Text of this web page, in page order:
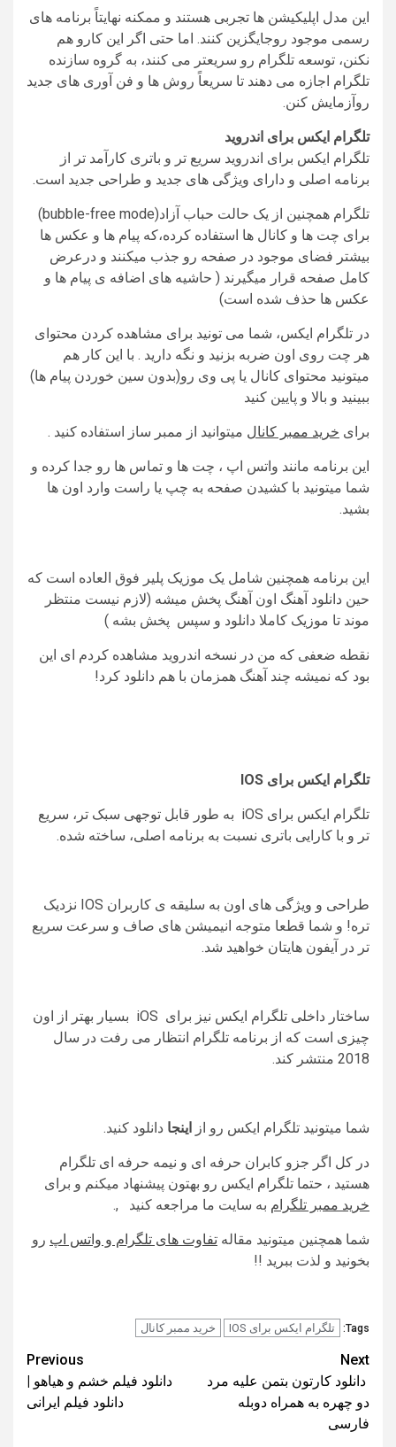
این مدل اپلیکیشن ها تجربی هستند و ممکنه نهایتاً برنامه های
رسمی موجود روجایگزین کنند. اما حتی اگر این کارو هم
نکنن، توسعه تلگرام رو سریعتر می کنند، به گروه سازنده
تلگرام اجازه می دهند تا سریعاً روش ها و فن آوری های جدید
روآزمایش کنن.
تلگرام ایکس برای اندروید
تلگرام ایکس برای اندروید سریع تر و باتری کارآمد تر از
برنامه اصلی و دارای ویژگی های جدید و طراحی جدید است.
تلگرام همچنین از یک حالت حباب آزاد(bubble-free mode)
برای چت ها و کانال ها استفاده کرده،که پیام ها و عکس ها
بیشتر فضای موجود در صفحه رو جذب میکنند و درعرض
کامل صفحه قرار میگیرند ( حاشیه های اضافه ی پیام ها و
عکس ها حذف شده است)
در تلگرام ایکس، شما می تونید برای مشاهده کردن محتوای
هر چت روی اون ضربه بزنید و نگه دارید . با این کار هم
میتونید محتوای کانال یا پی وی رو(بدون سین خوردن پیام ها)
ببینید و بالا و پایین کنید
برای خرید ممبر کانال میتوانید از ممبر ساز استفاده کنید .
این برنامه مانند واتس اپ ، چت ها و تماس ها رو جدا کرده و
شما میتونید با کشیدن صفحه به چپ یا راست وارد اون ها
بشید.
این برنامه همچنین شامل یک موزیک پلیر فوق العاده است که
حین دانلود آهنگ اون آهنگ پخش میشه (لازم نیست منتظر
موند تا موزیک کاملا دانلود و سپس پخش بشه )
نقطه ضعفی که من در نسخه اندروید مشاهده کردم ای این
بود که نمیشه چند آهنگ همزمان با هم دانلود کرد!
تلگرام ایکس برای IOS
تلگرام ایکس برای iOS به طور قابل توجهی سبک تر، سریع
تر و با کارایی باتری نسبت به برنامه اصلی، ساخته شده.
طراحی و ویژگی های اون به سلیقه ی کاربران IOS نزدیک
تره! و شما قطعا متوجه انیمیشن های صاف و سرعت سریع
تر در آیفون هایتان خواهید شد.
ساختار داخلی تلگرام ایکس نیز برای iOS بسیار بهتر از اون
چیزی است که از برنامه تلگرام انتظار می رفت در سال
2018 منتشر کند.
شما میتونید تلگرام ایکس رو از اینجا دانلود کنید.
در کل اگر جزو کابران حرفه ای و نیمه حرفه ای تلگرام
هستید ، حتما تلگرام ایکس رو بهتون پیشنهاد میکنم و برای
خرید ممبر تلگرام به سایت ما مراجعه کنید ,.
شما همچنین میتونید مقاله تفاوت های تلگرام و واتس اپ رو
بخونید و لذت ببرید !!
Tags: تلگرام ایکس برای IOS خرید ممبر کانال
Post
navigation
Previous
دانلود فیلم خشم و هیاهو |
دانلود فیلم ایرانی
Next
دانلود کارتون بتمن علیه مرد
دو چهره به همراه دوبله
فارسی